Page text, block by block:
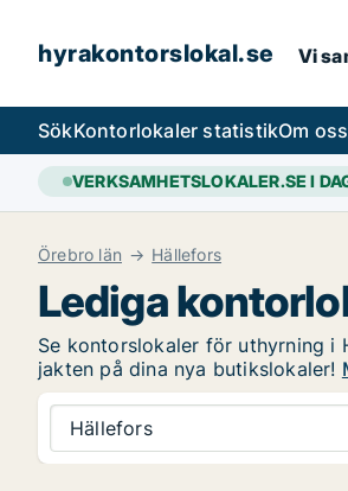
hyrakontorslokal.se Vi
SökKontorlokaler statistikOm oss
VERKSAMHETSLOKALER.SE I
Örebro län Hällefors
Lediga
Se kontorslokaler för uthyrning i
jakten på dina nya butikslokaler!
Hällefors